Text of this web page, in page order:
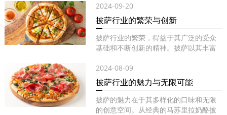
2024-09-20
披萨行业的繁荣与创新
披萨行业的繁荣，得益于其广泛的受众
基础和不断创新的精神。披萨以其丰富
2024-08-09
披萨行业的魅力与无限可能
披萨的魅力在于其多样化的口味和无限
的创意空间。从经典的马苏里拉奶酪披